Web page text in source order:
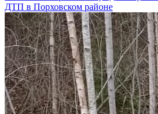
ДТП в Порховском районе